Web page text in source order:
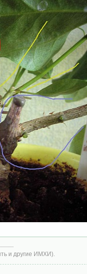
и другие ИМХИ).